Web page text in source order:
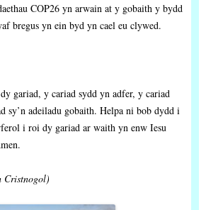
COP26 yn arwain at y gobaith y bydd
bregus yn ein byd yn cael eu clywed.
gariad, y cariad sydd yn adfer, y cariad
sy’n adeiladu gobaith. Helpa ni bob dydd i
i roi dy gariad ar waith yn enw Iesu
Cristnogol)